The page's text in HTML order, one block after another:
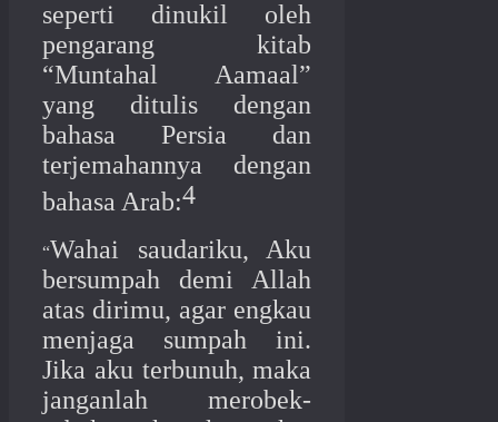
seperti dinukil oleh
pengarang kitab
“Muntahal Aamaal”
yang ditulis dengan
bahasa Persia dan
terjemahannya dengan
bahasa Arab:4
“Wahai saudariku, Aku
bersumpah demi Allah
atas dirimu, agar engkau
menjaga sumpah ini.
Jika aku terbunuh, maka
janganlah merobek-